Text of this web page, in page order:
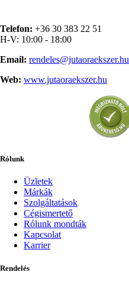
Telefon: +36 30 383 22 51
H-V: 10:00 - 18:00
Email: rendeles@jutaoraekszer.hu
Web: www.jutaoraekszer.hu
Rólunk
Üzletek
Márkák
Szolgáltatások
Cégismertető
Rólunk mondták
Kapcsolat
Karrier
Rendelés